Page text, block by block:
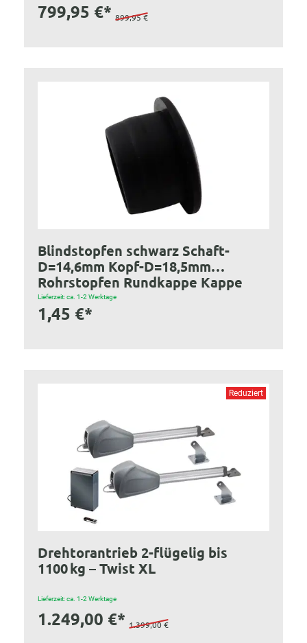
799,95 €* 899,95 €
Blindstopfen schwarz Schaft-
D=14,6mm Kopf-D=18,5mm
Rohrstopfen Rundkappe Kappe
Lieferzeit: ca. 1-2 Werktage
1,45 €*
Reduziert
Drehtorantrieb 2-flügelig bis
1100 kg – Twist XL
Lieferzeit: ca. 1-2 Werktage
1.249,00 €* 1.399,00 €